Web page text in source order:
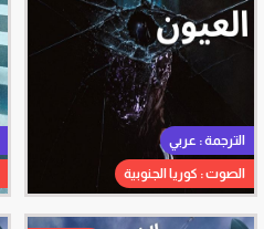
الترجمة : عربي
الصوت : كوريا الجنوبية